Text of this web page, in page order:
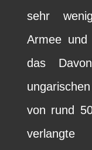
sehr
Armee und
das
von rund